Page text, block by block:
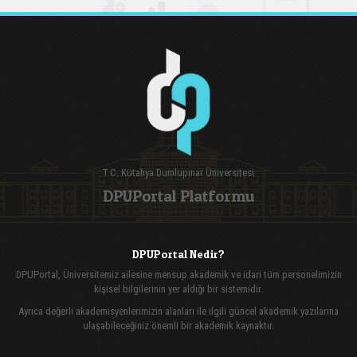
T.C. Kütahya Dumlupınar Üniversitesi
DPUPortal Platformu
DPUPortal Nedir?
DPUPortal, Üniversitemiz ailesine mensup akademik ve idari tüm personelimizin
kişisel bilgilerinin yer aldığı bir sistemidir.
Ayrıca değerli akademisyenlerimizin alanları ile ilgili güncel akademik yazılarına
ulaşabileceğiniz önemli bir akademik kaynaktır.